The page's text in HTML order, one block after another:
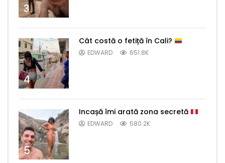
3
4
Cât costă o fetiță în Cali?
EDWARD 651.8K
5
Incașă îmi arată zona secretă
EDWARD 580.2K